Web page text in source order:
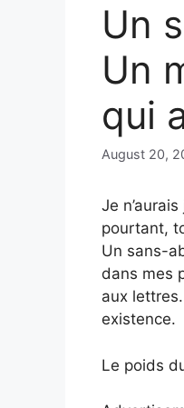
Un
Un
qui
August 20,
Je
pourtant,
Un sans-
dans mes
aux
existence.
Le poids